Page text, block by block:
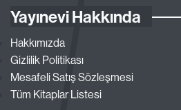
Yayınevi Hakkında
Hakkımızda
Gizlilik Politikası
Mesafeli Satış Sözleşmesi
Tüm Kitaplar Listesi